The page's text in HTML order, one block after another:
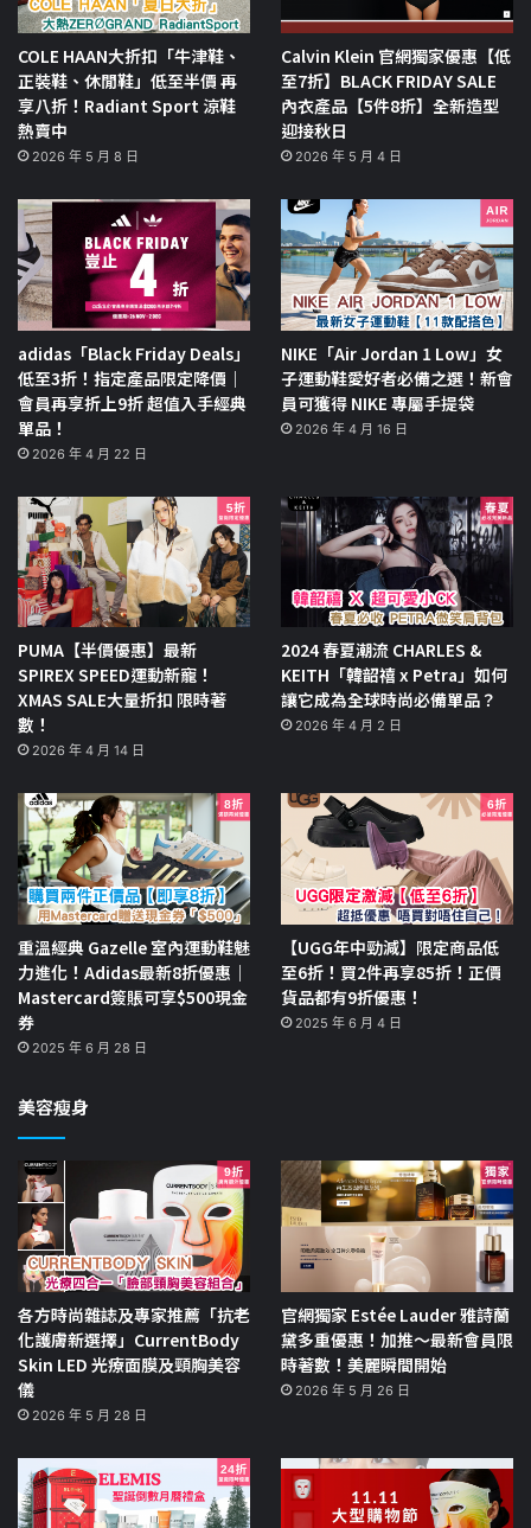
COLE HAAN大折扣「牛津鞋、
正裝鞋、休閒鞋」低至半價 再
享八折！Radiant Sport 涼鞋
熱賣中
2026 年 5 月 8 日
Calvin Klein 官網獨家優惠【低
至7折】BLACK FRIDAY SALE
內衣產品【5件8折】全新造型
迎接秋日
2026 年 5 月 4 日
adidas「Black Friday Deals」
低至3折！指定產品限定降價｜
會員再享折上9折 超值入手經典
單品！
2026 年 4 月 22 日
NIKE「Air Jordan 1 Low」女
子運動鞋愛好者必備之選！新會
員可獲得 NIKE 專屬手提袋
2026 年 4 月 16 日
PUMA【半價優惠】最新
SPIREX SPEED運動新寵！
XMAS SALE大量折扣 限時著
數！
2026 年 4 月 14 日
2024 春夏潮流 CHARLES &
KEITH「韓韶禧 x Petra」如何
讓它成為全球時尚必備單品？
2026 年 4 月 2 日
重溫經典 Gazelle 室內運動鞋魅
力進化！Adidas最新8折優惠｜
Mastercard簽賬可享$500現金
券
2025 年 6 月 28 日
【UGG年中勁減】限定商品低
至6折！買2件再享85折！正價
貨品都有9折優惠！
2025 年 6 月 4 日
美容瘦身
各方時尚雜誌及專家推薦「抗老
化護膚新選擇」CurrentBody
Skin LED 光療面膜及頸胸美容
儀
2026 年 5 月 28 日
官網獨家 Estée Lauder 雅詩蘭
黛多重優惠！加推～最新會員限
時著數！美麗瞬間開始
2026 年 5 月 26 日